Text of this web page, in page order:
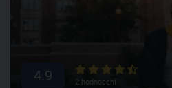
4.9 2 hodnocení